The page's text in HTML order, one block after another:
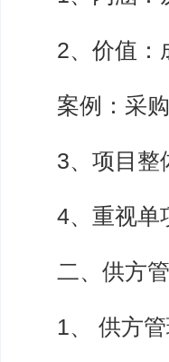
2、价值：成
案例：采购
3、项目整
4、重视单项
二、供方管
1、 供方管